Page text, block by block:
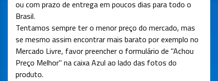
ou com prazo de entrega em poucos dias para todo o
Brasil.
Tentamos sempre ter o menor preço do mercado, mas
se mesmo assim encontrar mais barato por exemplo no
Mercado Livre, favor preencher o formulário de "Achou
Preço Melhor" na caixa Azul ao lado das fotos do
produto.